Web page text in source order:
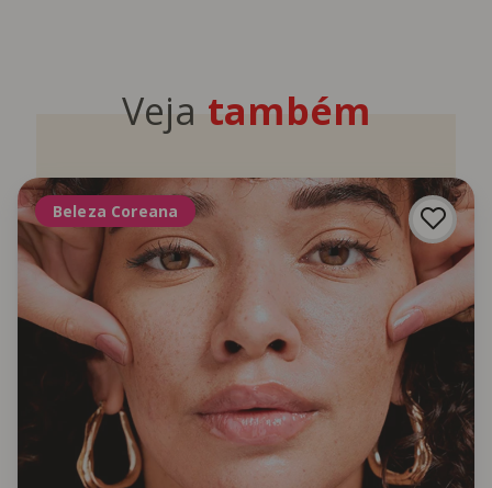
Veja também
Beleza Coreana